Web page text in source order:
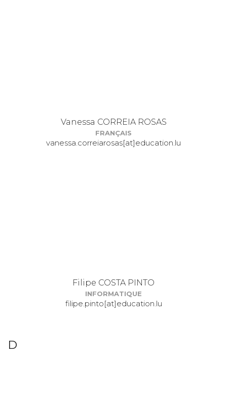
Vanessa CORREIA ROSAS
FRANÇAIS
vanessa.correiarosas[at]education.lu
Filipe COSTA PINTO
INFORMATIQUE
filipe.pinto[at]education.lu
D